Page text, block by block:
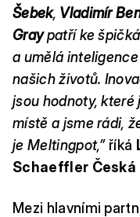
Šebek, Vladimír
Graypatří ke
a umělá
našich životů.
jsou hodnoty, které
místě a jsme rádi,
je Meltingpot,”říká
Schaeffler Česká
Mezi hlavními